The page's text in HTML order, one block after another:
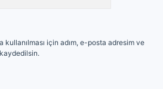
kullanılması için adım, e-posta adresim ve